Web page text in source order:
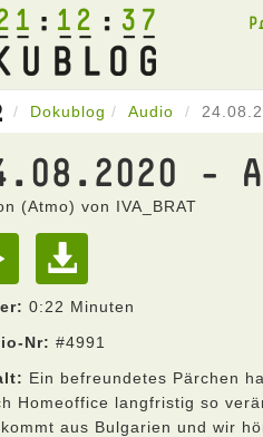
12 37
Dokublog Audio
-
(Atmo) von IVA_BRAT
0:22 Minuten
Nr: #4991
Ein befreundetes Pärchen
Homeoffice langfristig so
aus Bulgarien und wir